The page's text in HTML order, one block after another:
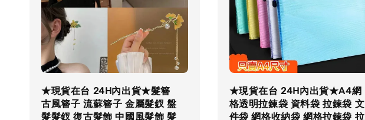
★現貨在台 24H內出貨★髮簪
古風簪子 流蘇簪子 金屬髮釵 盤
髮髮釵 復古髮飾 中國風髮飾 髮
★現貨在台 24H內出貨★A4網
格透明拉鍊袋 資料袋 拉鍊袋 文
件袋 網格收納袋 網格拉鍊袋 拉